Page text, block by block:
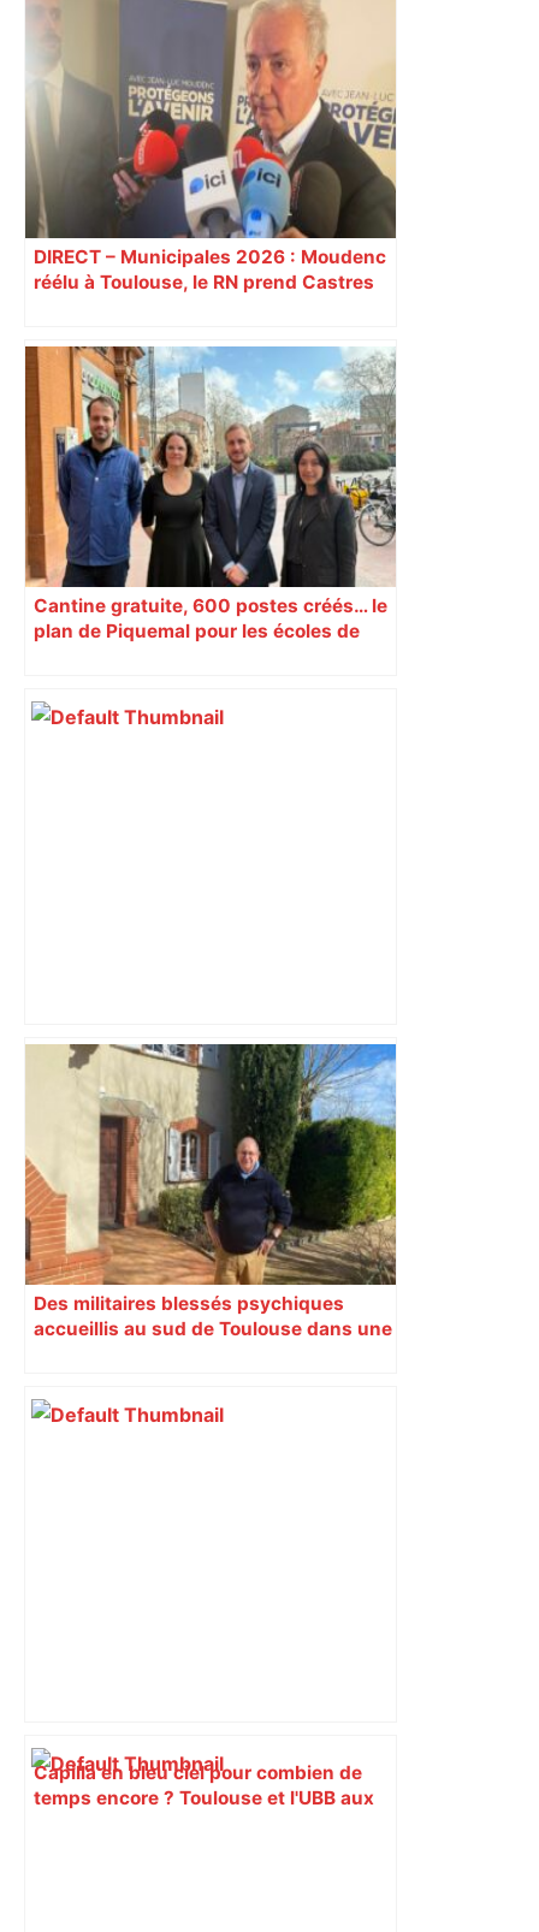
DIRECT – Municipales 2026 : Moudenc
réélu à Toulouse, le RN prend Castres
Cantine gratuite, 600 postes créés… le
plan de Piquemal pour les écoles de
Vous pensiez que c’était comme une
voiture ? La vérité sur les avions qui
reculent – ici.fr
Des militaires blessés psychiques
accueillis au sud de Toulouse dans une
Capilla en bleu ciel pour combien de
temps encore ? Toulouse et l'UBB aux